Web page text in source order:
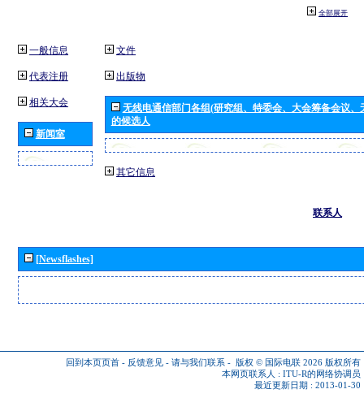
全部展开
一般信息
代表注册
相关大会
新闻室
文件
出版物
无线电通信部门各组(研究组、特委会、大会筹备会议
的候选人
其它信息
联系人
[Newsflashes]
回到本页页首 - 反馈意见 - 请与我们联系 - 版权 © 国际电联 2026 版权所有
本网页联系人 : ITU-R的网络协调员
最近更新日期 : 2013-01-30